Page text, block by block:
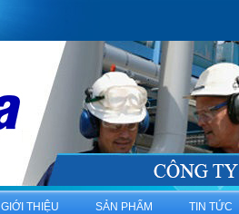
GIỚI THIỆU SẢN PHẨM TIN TỨC